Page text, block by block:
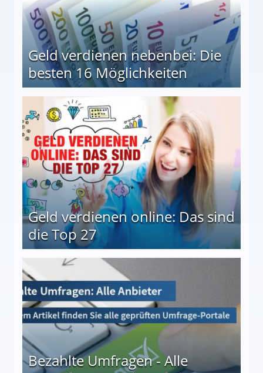
Geld verdienen nebenbei: Die
besten 16 Möglichkeiten
Geld verdienen online: Das sind
die Top 27
Bezahlte Umfragen - Alle